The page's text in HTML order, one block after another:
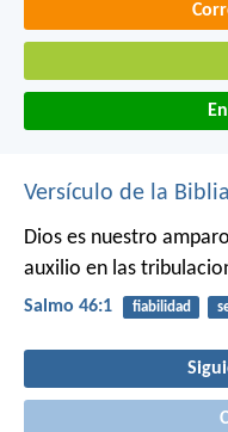
Versículo de la
Dios es nuestro
auxilio en las
Salmo 46:1 fiabilidad